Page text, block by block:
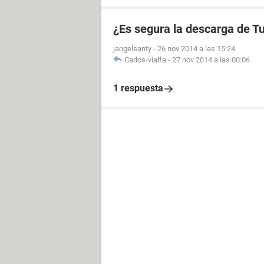
¿Es segura la descarga de
jangelsanty - 26 nov 2014 a las 15:24
Carlos-vialfa - 27 nov 2014 a las 00:06
1 respuesta